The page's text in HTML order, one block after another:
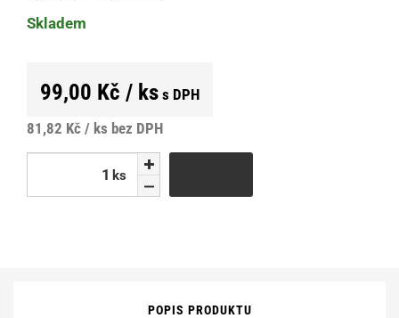
Skladem
99,00 Kč / ks s DPH
81,82 Kč / ks bez DPH
ks
ks
POPIS PRODUKTU